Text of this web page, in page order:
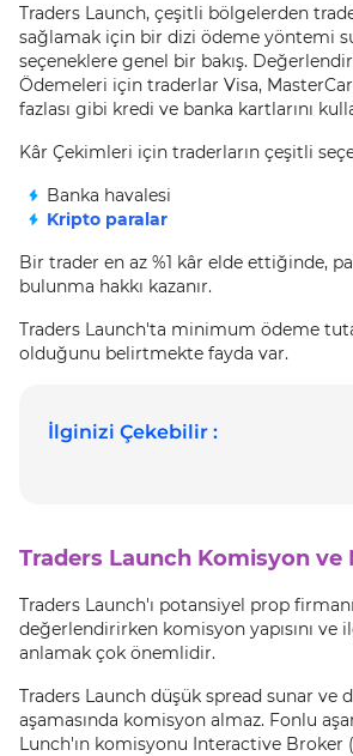
Traders Launch, çeşitli bölgelerden
sağlamak için bir dizi ödeme yöntemi
seçeneklere genel bir bakış.
Ödemeleri için traderlar Visa,
fazlası gibi kredi ve banka kartlarını
Kâr Çekimleri için traderların çeşitli
Banka havalesi
Kripto paralar
Bir trader en az %1 kâr elde ettiğinde,
bulunma hakkı kazanır.
Traders Launch'ta minimum ödeme
olduğunu belirtmekte fayda var.
İlginizi Çekebilir :
Traders Launch Komisyon ve
Traders Launch'ı potansiyel prop
değerlendirirken komisyon yapısını ve
anlamak çok önemlidir.
Traders Launch düşük spread sunar ve
aşamasında komisyon almaz. Fonlu
Lunch'ın komisyonu Interactive Broker